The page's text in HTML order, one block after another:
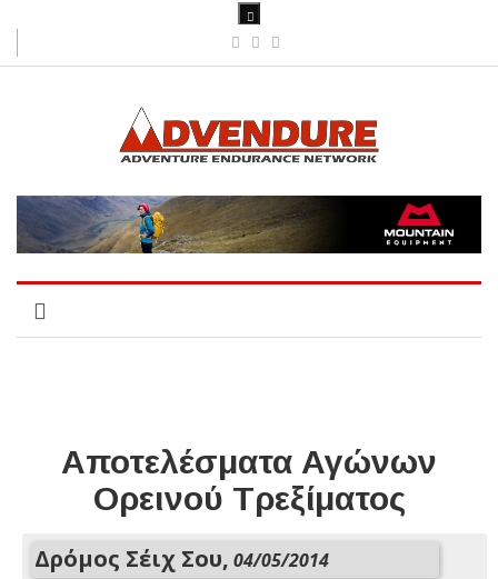
Αποτελέσματα Αγώνων
Ορεινού Τρεξίματος
Δρόμος Σέιχ Σου, 04/05/2014